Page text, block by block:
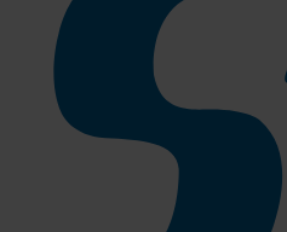
passend für:
CenoBots L50
Zu den Produktinfos